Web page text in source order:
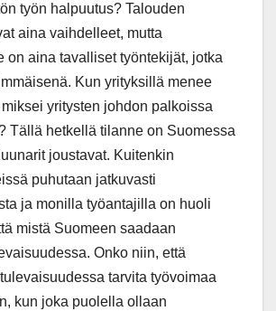
työn halpuutus? Talouden
aina vaihdelleet, mutta
on aina tavalliset työntekijät, jotka
Kun yrityksillä menee
yritysten johdon palkoissa
Tällä hetkellä tilanne on Suomessa
joustavat. Kuitenkin
puhutaan jatkuvasti
ja monilla työantajilla on huoli
mistä Suomeen saadaan
Onko niin, että
tarvita työvoimaa
kun joka puolella ollaan